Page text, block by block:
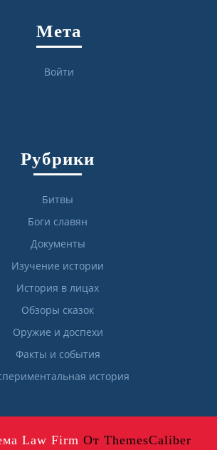
Мета
Войти
Рубрики
Битвы
Боги славян
Документы
Изучение истории
История в лицах
Обзоры сказок
Оружие и доспехи
Факты и события
история
Law Firm От ThemesCaliber